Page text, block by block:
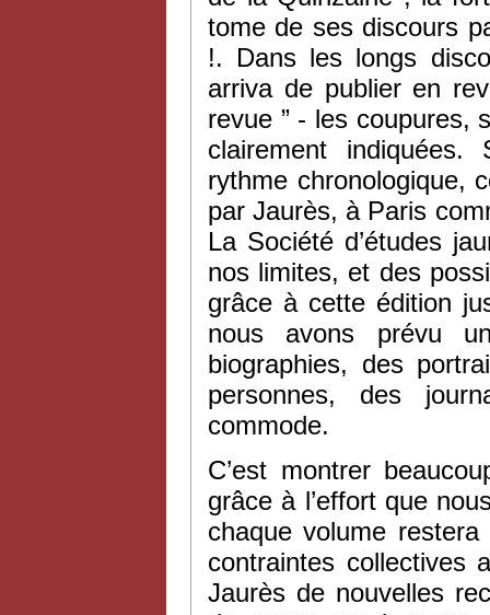
tome de ses discours
!. Dans les longs
arriva de publier en
revue ” - les coupures,
clairement
rythme chronologique,
par Jaurès, à Paris
La Société d’études
nos limites, et des
grâce à cette édition
nous avons prévu
biographies, des
personnes, des
commode.
C’est montrer
grâce à l’effort que
chaque volume
contraintes collectives
Jaurès de nouvelles